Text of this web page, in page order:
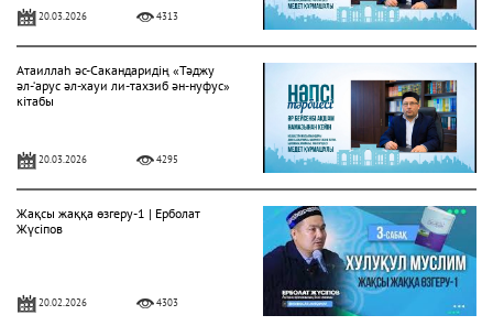
20.03.2026 4313
Атаиллаһ әс-Сакандаридің «Тәджу
әл-‘арус әл-хауи ли-тахзиб ән-нуфус»
кітабы
20.03.2026 4295
Жақсы жаққа өзгеру-1 | Ерболат
Жүсіпов
20.02.2026 4303